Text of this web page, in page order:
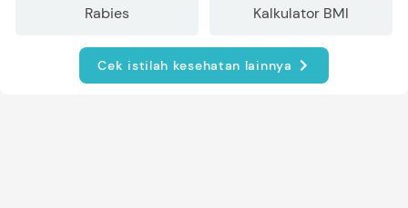
Rabies Kalkulator BMI
Cek istilah kesehatan lainnya